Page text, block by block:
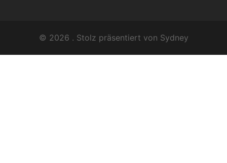
© 2026 . Stolz präsentiert von Sydney